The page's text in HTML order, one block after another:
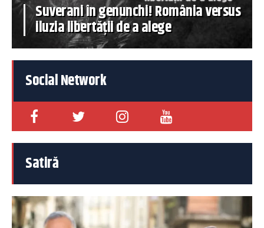
Suverani în genunchi! România versus
iluzia libertății de a alege
Social Network
Satiră